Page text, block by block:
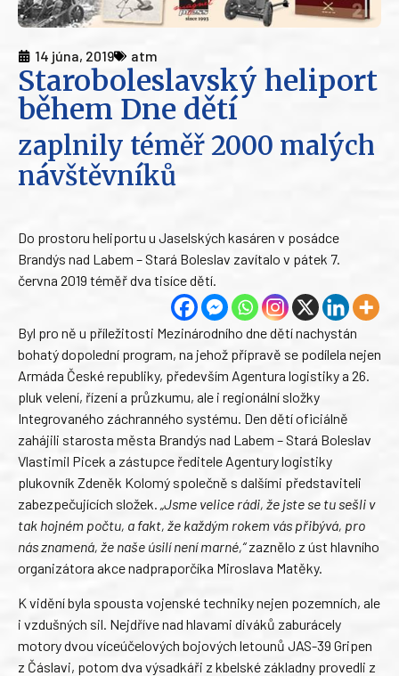
14 júna, 2019 atm
Staroboleslavský heliport
během Dne dětí
zaplnily téměř 2000 malých
návštěvníků
Do prostoru heliportu u Jaselských kasáren v posádce
Brandýs nad Labem – Stará Boleslav zavítalo v pátek 7.
června 2019 téměř dva tisíce dětí.
Byl pro ně u příležitosti Mezinárodního dne dětí nachystán
bohatý dopolední program, na jehož přípravě se podílela nejen
Armáda České republiky, především Agentura logistiky a 26.
pluk velení, řízení a průzkumu, ale i regionální složky
Integrovaného záchranného systému. Den dětí oficiálně
zahájili starosta města Brandýs nad Labem – Stará Boleslav
Vlastimil Picek a zástupce ředitele Agentury logistiky
plukovník Zdeněk Kolomý společně s dalšími představiteli
zabezpečujících složek. „Jsme velice rádi, že jste se tu sešli v
tak hojném počtu, a fakt, že každým rokem vás přibývá, pro
nás znamená, že naše úsilí není marné,“zaznělo z úst hlavního
organizátora akce nadpraporčíka Miroslava Matěky.
K vidění byla spousta vojenské techniky nejen pozemních, ale
i vzdušných sil. Nejdříve nad hlavami diváků zaburácely
motory dvou víceúčelových bojových letounů JAS-39 Gripen
z Čáslavi, potom dva výsadkáři z kbelské základny provedli z